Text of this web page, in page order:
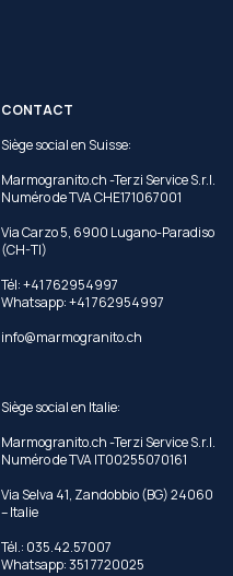
CONTACT
Siège social en Suisse:
Marmogranito.ch -Terzi Service S.r.l.
Numéro de TVA CHE171067001
Via Carzo 5, 6900 Lugano-Paradiso
(CH-TI)
Tél: +41 762954997
Whatsapp:+41 762954997
info@marmogranito.ch
Siège social en Italie:
Marmogranito.ch -Terzi Service S.r.l.
Numéro de TVA IT00255070161
Via Selva 41, Zandobbio (BG) 24060
– Italie
Tél.: 035.42.57007
Whatsapp: 351 7720025